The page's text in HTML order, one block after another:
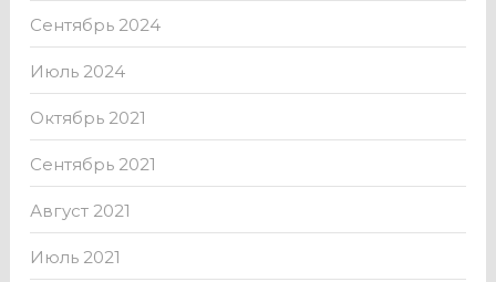
Сентябрь 2024
Июль 2024
Октябрь 2021
Сентябрь 2021
Август 2021
Июль 2021